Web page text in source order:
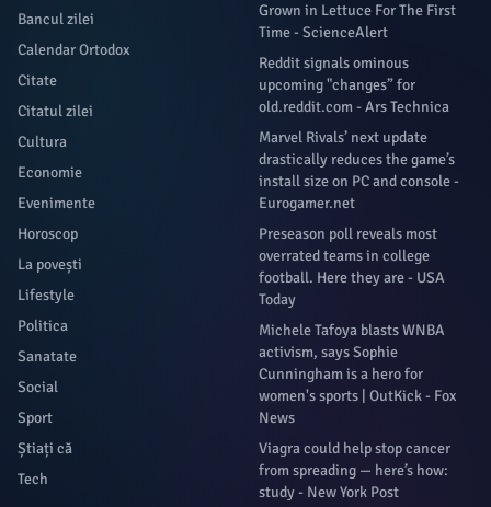
Bancul zilei
Calendar Ortodox
Citate
Citatul zilei
Cultura
Economie
Evenimente
Horoscop
La povești
Lifestyle
Politica
Sanatate
Social
Sport
Știați că
Tech
Grown in Lettuce For The First
Time - ScienceAlert
Reddit signals ominous
upcoming "changes” for
old.reddit.com - Ars Technica
Marvel Rivals’ next update
drastically reduces the game’s
install size on PC and console -
Eurogamer.net
Preseason poll reveals most
overrated teams in college
football. Here they are - USA
Today
Michele Tafoya blasts WNBA
activism, says Sophie
Cunningham is a hero for
women's sports | OutKick - Fox
News
Viagra could help stop cancer
from spreading — here’s how:
study - New York Post